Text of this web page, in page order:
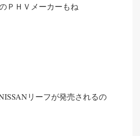
ＰＨＶメーカーもね
リーフが発売されるの